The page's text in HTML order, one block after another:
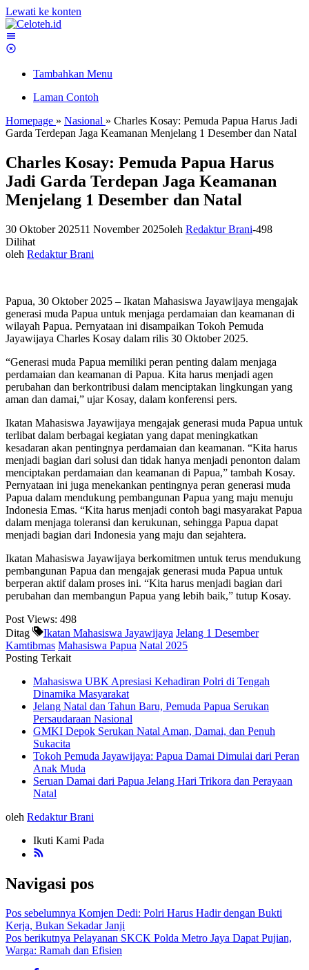
Lewati ke konten
Tambahkan Menu
Laman Contoh
Homepage » Nasional » Charles Kosay: Pemuda Papua Harus Jadi
Garda Terdepan Jaga Keamanan Menjelang 1 Desember dan Natal
Charles Kosay: Pemuda Papua Harus
Jadi Garda Terdepan Jaga Keamanan
Menjelang 1 Desember dan Natal
30 Oktober 202511 November 2025oleh Redaktur Brani-498
Dilihat
oleh Redaktur Brani
Papua, 30 Oktober 2025 – Ikatan Mahasiswa Jayawijaya mengajak
generasi muda Papua untuk menjaga perdamaian dan keamanan di
wilayah Papua. Pernyataan ini disampaikan Tokoh Pemuda
Jayawijaya Charles Kosay dalam rilis 30 Oktober 2025.
“Generasi muda Papua memiliki peran penting dalam menjaga
perdamaian dan keamanan di Papua. Kita harus menjadi agen
perubahan dan berkontribusi dalam menciptakan lingkungan yang
aman dan damai,” ujar Kosay, dalam konferensi pers.
Ikatan Mahasiswa Jayawijaya mengajak generasi muda Papua untuk
terlibat dalam berbagai kegiatan yang dapat meningkatkan
kesadaran akan pentingnya perdamaian dan keamanan. “Kita harus
menjadi bagian dari solusi dan tidak hanya menjadi penonton dalam
menciptakan perdamaian dan keamanan di Papua,” tambah Kosay.
Pernyataan ini juga menekankan pentingnya peran generasi muda
Papua dalam mendukung pembangunan Papua yang maju menuju
Indonesia Emas. “Kita harus menjadi contoh bagi masyarakat Papua
dalam menjaga toleransi dan kerukunan, sehingga Papua dapat
menjadi bagian dari Indonesia yang maju dan sejahtera.
Ikatan Mahasiswa Jayawijaya berkomitmen untuk terus mendukung
pembangunan Papua dan mengajak generasi muda Papua untuk
berperan aktif dalam proses ini. “Kita harus menjadi bagian dari
perubahan dan membangun Papua yang lebih baik,” tutup Kosay.
Post Views: 498
Ditag
Ikatan Mahasiswa Jayawijaya Jelang 1 Desember
Kamtibmas Mahasiswa Papua Natal 2025
Posting Terkait
Mahasiswa UBK Apresiasi Kehadiran Polri di Tengah
Dinamika Masyarakat
Jelang Natal dan Tahun Baru, Pemuda Papua Serukan
Persaudaraan Nasional
GMKI Depok Serukan Natal Aman, Damai, dan Penuh
Sukacita
Tokoh Pemuda Jayawijaya: Papua Damai Dimulai dari Peran
Anak Muda
Seruan Damai dari Papua Jelang Hari Trikora dan Perayaan
Natal
oleh Redaktur Brani
Ikuti Kami Pada
Navigasi pos
Pos sebelumnya Komjen Dedi: Polri Harus Hadir dengan Bukti
Kerja, Bukan Sekadar Janji
Pos berikutnya Pelayanan SKCK Polda Metro Jaya Dapat Pujian,
Warga: Ramah dan Efisien